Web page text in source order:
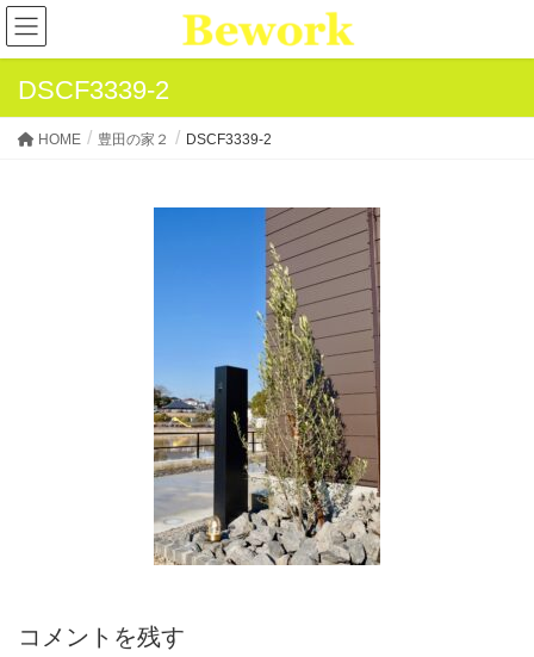
DSCF3339-2
HOME 豊田の家２ DSCF3339-2
コメントを残す